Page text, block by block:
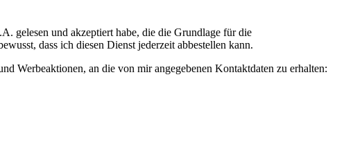
gelesen und akzeptiert habe, die die Grundlage für die
dass ich diesen Dienst jederzeit abbestellen kann.
an die von mir angegebenen Kontaktdaten zu erhalten: